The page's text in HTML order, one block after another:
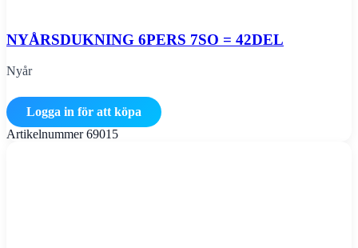
NYÅRSDUKNING 6PERS 7SO = 42DEL
Nyår
Logga in för att köpa
Artikelnummer69015